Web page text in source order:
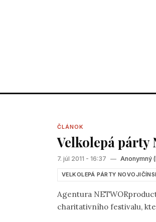
ČLÁNOK
Velkolepá párty
7. júl 2011 - 16:37 — Anonymný
VELKOLEPÁ PÁRTY
Agentura
charitativního festivalu,